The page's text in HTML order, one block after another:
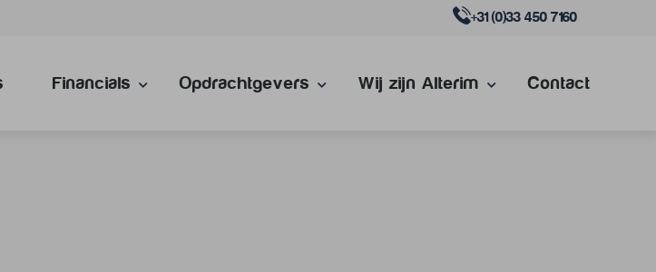
+31 (0)33 450 7160
Financials Opdrachtgevers Wij zijn Alterim Contact